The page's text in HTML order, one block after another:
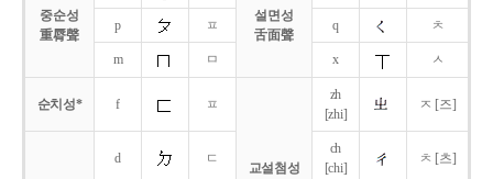
중순성
重脣聲
설면성
舌面聲
p ㅍ q ㅊ
m ㅁ x ㅅ
순치성* f ㅍ
교설첨성
zh
[zhi]
ㅈ [즈]
d ㄷ
ch
[chi]
ㅊ [츠]